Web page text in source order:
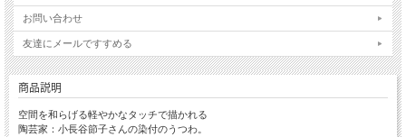
お問い合わせ
友達にメールですすめる
商品説明
空間を和らげる軽やかなタッチで描かれる
陶芸家：小長谷節子さんの染付のうつわ。